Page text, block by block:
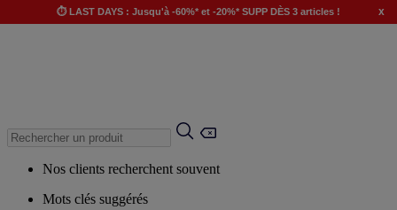
⏱️ LAST DAYS : Jusqu'à -60%* et -20%* SUPP DÈS 3 articles ! x
Nos clients recherchent souvent
Mots clés suggérés